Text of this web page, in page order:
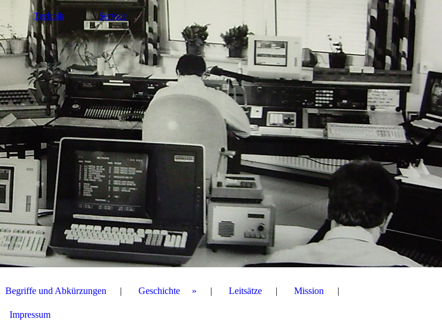
Technik Service
Begriffe und Abkürzungen Geschichte Leitsätze Mission
Impressum